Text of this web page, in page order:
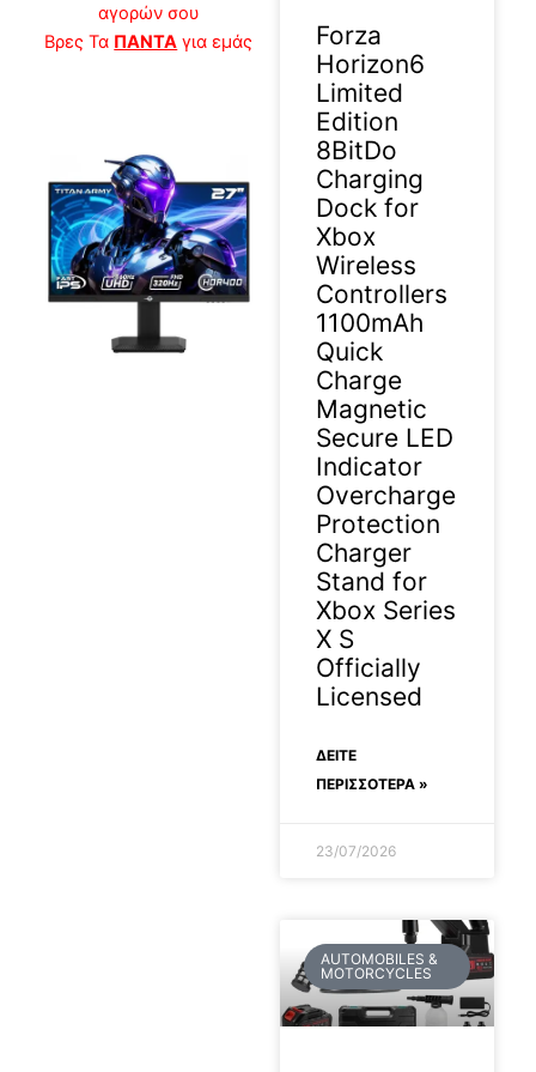
αγορών σου
Βρες Τα ΠΑΝΤΑ για εμάς
Forza
Horizon6
Limited
Edition
8BitDo
Charging
Dock for
Xbox
Wireless
Controllers
1100mAh
Quick
Charge
Magnetic
Secure LED
Indicator
Overcharge
Protection
Charger
Stand for
Xbox Series
X S
Officially
Licensed
ΔΕΊΤΕ
ΠΕΡΙΣΣΟΤΕΡΑ »
23/07/2026
AUTOMOBILES &
MOTORCYCLES